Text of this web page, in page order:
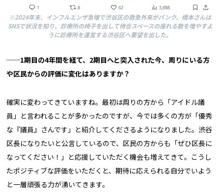
※2024年末、インフルエンザ急増で渋谷区の救急外来がパンク。橋本さんは
SNSで状況を知り、 診療所の椅子を出して待合スペースの座れる数を増やすよ
うに診療所を運営する渋谷区へ要望を出した。
──1期目の4年間を経て、2期目へと突入された今、周りにいる方
や区民からの評価に変化はありますか？
確実に変わってきていますね。最初は周りの方から「アイドル議
員」と言われることが多かったのですが、今では多くの方が「優秀
な『議員』さんです」と紹介してくださるようになりました。渋谷
区長になりたいと公言しているので、区民の方からも「ぜひ区長に
なってください！」と応援していただく機会も増えてきて。こうし
たポジティブな評価をいただくと、期待に応えられる自分でいよう
と一層頑張る力が湧いてきます。